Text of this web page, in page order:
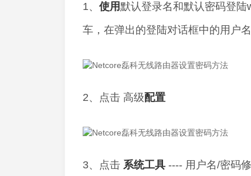
1、 使用默认登录名和默认密码登
车，在弹出的登陆对话框中的用户
2、点击 高级配置
3、点击 系统工具---- 用户名/密码